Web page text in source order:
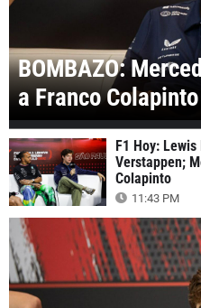
BOMBAZO:
a Franco Colapinto
F1 Hoy:
Verstappen;
Colapinto
11:43 PM